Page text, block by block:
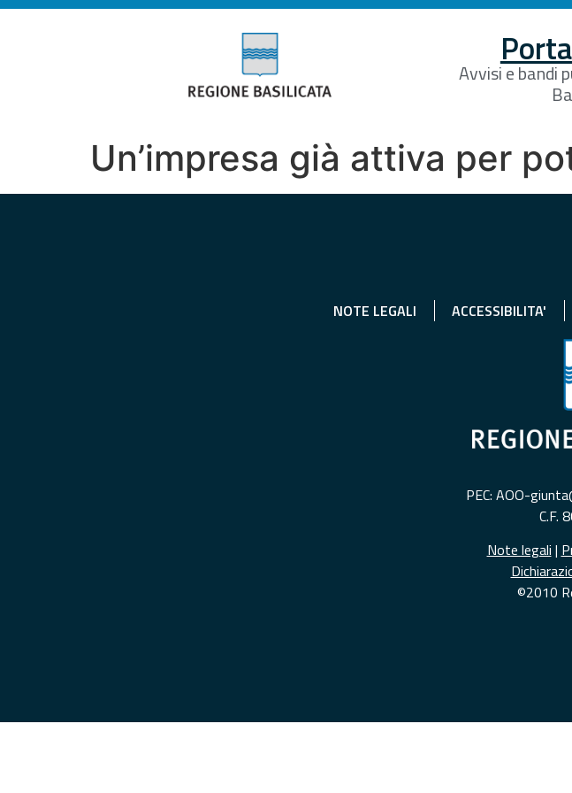
Avvisi e bandi
Un’impresa già attiva per
NOTE LEGALI ACCESSIBILITA'
PEC: AOO-
C.F.
Note legali |
©2010